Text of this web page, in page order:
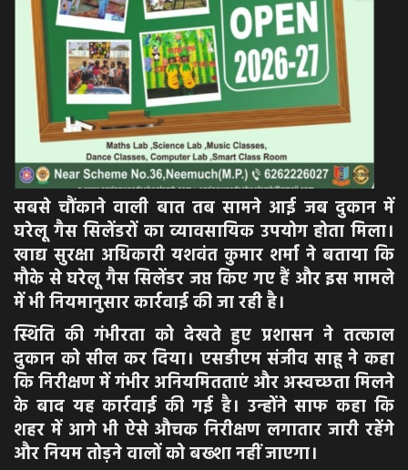
सबसे चौंकाने वाली बात तब सामने आई जब दुकान में
घरेलू गैस सिलेंडरों का व्यावसायिक उपयोग होता मिला।
खाद्य सुरक्षा अधिकारी यशवंत कुमार शर्मा ने बताया कि
मौके से घरेलू गैस सिलेंडर जप्त किए गए हैं और इस मामले
में भी नियमानुसार कार्रवाई की जा रही है।
स्थिति की गंभीरता को देखते हुए प्रशासन ने तत्काल
दुकान को सील कर दिया। एसडीएम संजीव साहू ने कहा
कि निरीक्षण में गंभीर अनियमितताएं और अस्वच्छता मिलने
के बाद यह कार्रवाई की गई है। उन्होंने साफ कहा कि
शहर में आगे भी ऐसे औचक निरीक्षण लगातार जारी रहेंगे
और नियम तोड़ने वालों को बख्शा नहीं जाएगा।